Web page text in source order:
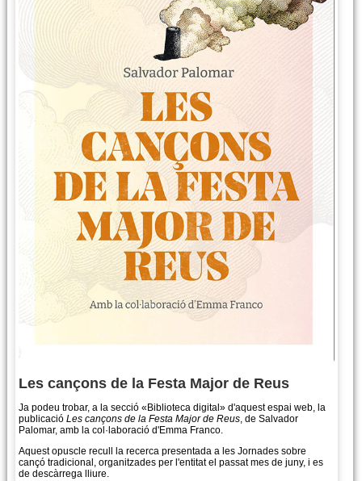
Les cançons de la Festa Major de Reus
Ja podeu trobar, a la secció «Biblioteca digital» d'aquest espai web, la
publicació Les cançons de la Festa Major de Reus, de Salvador
Palomar, amb la col·laboració d'Emma Franco.
Aquest opuscle recull la recerca presentada a les Jornades sobre
cançó tradicional, organitzades per l'entitat el passat mes de juny, i es
de descàrrega lliure.